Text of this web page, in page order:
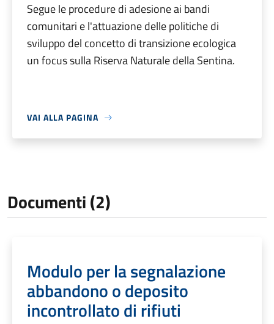
Segue le procedure di adesione ai bandi
comunitari e l'attuazione delle politiche di
sviluppo del concetto di transizione ecologica
un focus sulla Riserva Naturale della Sentina.
VAI ALLA PAGINA
Documenti (2)
Modulo per la segnalazione
abbandono o deposito
incontrollato di rifiuti